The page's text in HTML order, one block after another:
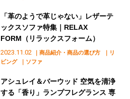
2023.11.02 ｜商品紹介・商品の選び方
｜リ
ビング
｜ソファ
「革のようで革じゃない」レザーテ
ックスソファ特集｜RELAX
FORM（リラックスフォーム）
アシュレイ＆バーウッド 空気を清浄
する「香り」ランプフレグランス 専